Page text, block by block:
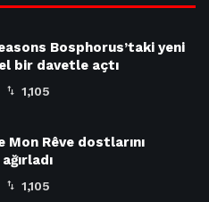
Bosphorus’taki yeni
bir davetle açtı
1,105
Mon Rêve dostlarını
1,105